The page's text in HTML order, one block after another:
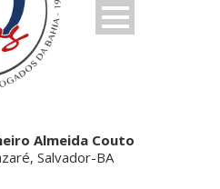
Almeida Couto
Salvador-BA